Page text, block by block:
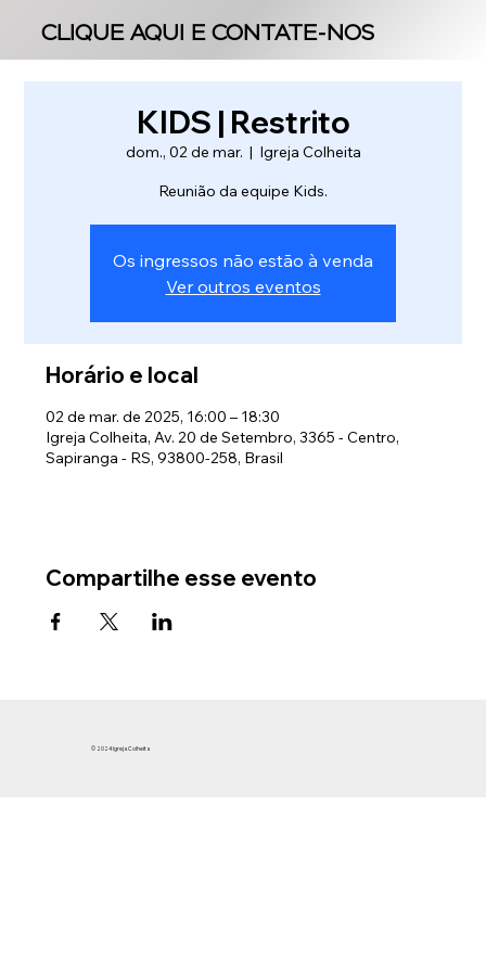
CLIQUE AQUI E CONTATE-NOS
CLIQUE AQUI E CONTATE-NOS
KIDS | Restrito
dom., 02 de mar.
  |
Igreja Colheita
Reunião da equipe Kids.
Os ingressos não estão à venda
Ver outros eventos
Horário e local
02 de mar. de 2025, 16:00 – 18:30
Igreja Colheita, Av. 20 de Setembro, 3365 - Centro,
Sapiranga - RS, 93800-258, Brasil
Compartilhe esse evento
© 2024 Igreja Colheita